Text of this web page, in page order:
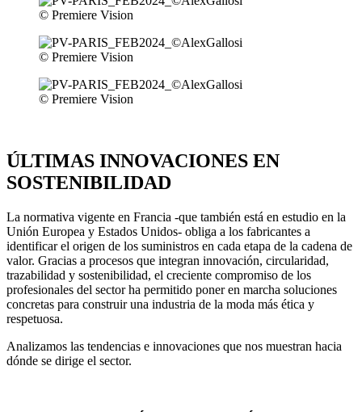
© Premiere Vision
© Premiere Vision
© Premiere Vision
ÚLTIMAS INNOVACIONES EN
SOSTENIBILIDAD
La normativa vigente en Francia -que también está en estudio en la
Unión Europea y Estados Unidos- obliga a los fabricantes a
identificar el origen de los suministros en cada etapa de la cadena de
valor. Gracias a procesos que integran innovación, circularidad,
trazabilidad y sostenibilidad, el creciente compromiso de los
profesionales del sector ha permitido poner en marcha soluciones
concretas para construir una industria de la moda más ética y
respetuosa.
Analizamos las tendencias e innovaciones que nos muestran hacia
dónde se dirige el sector.